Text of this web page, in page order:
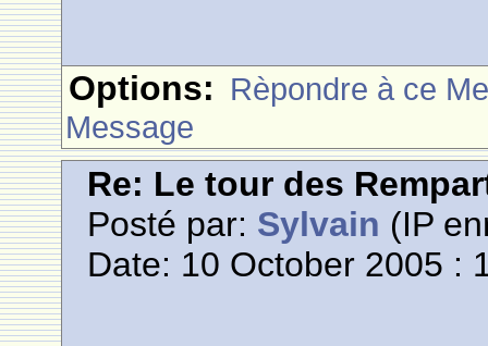
Options: Rèpondre à ce
Message
Re: Le tour des
Posté par: Sylvain (IP
Date: 10 October 2005 :